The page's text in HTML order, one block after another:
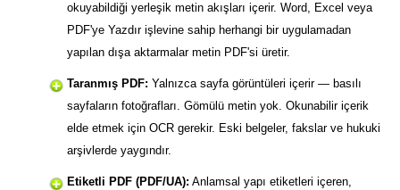
okuyabildiği yerleşik metin akışları içerir. Word, Excel veya
PDF'ye Yazdır işlevine sahip herhangi bir uygulamadan
yapılan dışa aktarmalar metin PDF'si üretir.
Taranmış PDF: Yalnızca sayfa görüntüleri içerir — basılı
sayfaların fotoğrafları. Gömülü metin yok. Okunabilir içerik
elde etmek için OCR gerekir. Eski belgeler, fakslar ve hukuki
arşivlerde yaygındır.
Etiketli PDF (PDF/UA): Anlamsal yapı etiketleri içeren,